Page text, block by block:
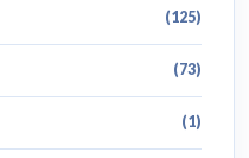
(125)
(73)
(1)